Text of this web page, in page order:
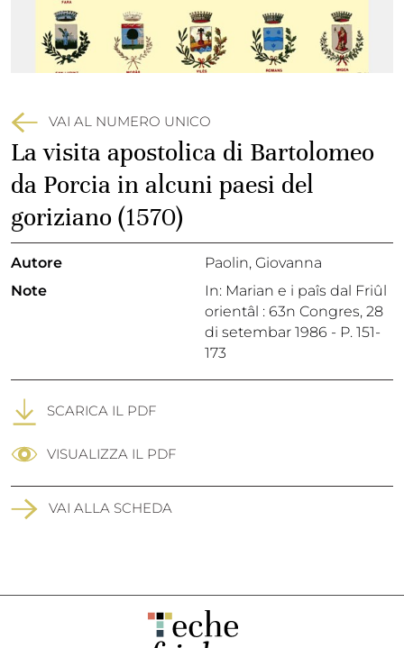
VAI AL NUMERO UNICO
La visita apostolica di Bartolomeo
da Porcia in alcuni paesi del
goriziano (1570)
Autore
Paolin, Giovanna
Note
In: Marian e i paîs dal Friûl
orientâl : 63n Congres, 28
di setembar 1986 - P. 151-
173
SCARICA IL PDF
VISUALIZZA IL PDF
VAI ALLA SCHEDA